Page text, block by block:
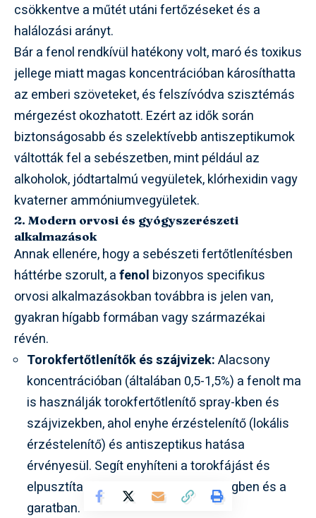
csökkentve a műtét utáni fertőzéseket és a
halálozási arányt.
Bár a fenol rendkívül hatékony volt, maró és toxikus
jellege miatt magas koncentrációban károsíthatta
az emberi szöveteket, és felszívódva szisztémás
mérgezést okozhatott. Ezért az idők során
biztonságosabb és szelektívebb antiszeptikumok
váltották fel a sebészetben, mint például az
alkoholok, jódtartalmú vegyületek, klórhexidin vagy
kvaterner ammóniumvegyületek.
2. Modern orvosi és gyógyszerészeti
alkalmazások
Annak ellenére, hogy a sebészeti fertőtlenítésben
háttérbe szorult, afenol bizonyos specifikus
orvosi alkalmazásokban továbbra is jelen van,
gyakran hígabb formában vagy származékai
révén.
Torokfertőtlenítők és szájvizek:Alacsony
koncentrációban (általában 0,5-1,5%) a fenolt ma
is használják torokfertőtlenítő spray-kben és
szájvizekben, ahol enyhe érzéstelenítő (lokális
érzéstelenítő) és antiszeptikus hatása
érvényesül. Segít enyhíteni a torokfájást és
elpusztítani a kórokozókat a szájüregben és a
garatban.